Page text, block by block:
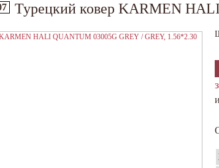
Турецкий ковер KARMEN